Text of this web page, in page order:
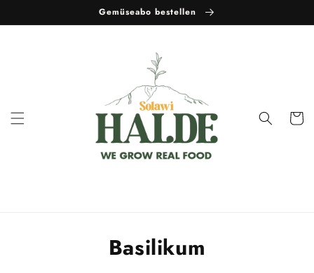
au
Gemüseabo bestellen
Panier
Basilikum